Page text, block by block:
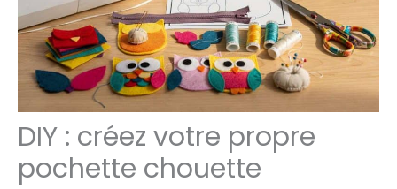
DIY : créez votre propre
pochette chouette